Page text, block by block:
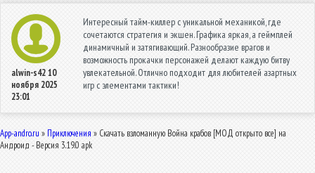
alwin-s4210
ноября 2025
23:01
Интересный тайм-киллер с уникальной механикой, где
сочетаются стратегия и экшен. Графика яркая, а геймплей
динамичный и затягивающий. Разнообразие врагов и
возможность прокачки персонажей делают каждую битву
увлекательной. Отлично подходит для любителей азартных
игр с элементами тактики!
App-andro.ru » Приключения » Скачать взломанную Война крабов [МОД открыто все] на
Андроид - Версия 3.19.0 apk